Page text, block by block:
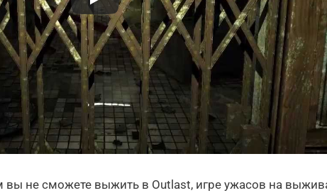
вы не сможете выжить в Outlast, игре ужасов на